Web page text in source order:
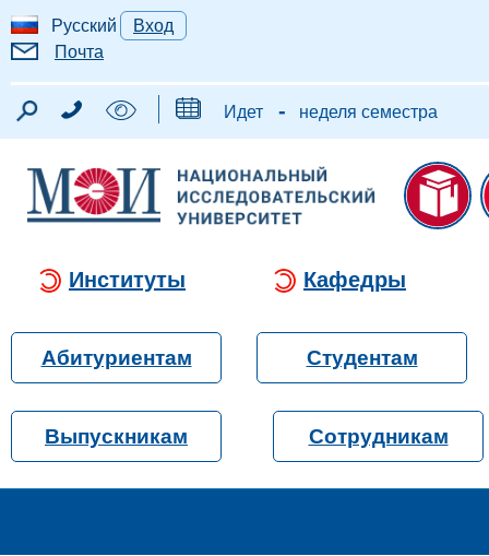
Русский
Вход
Почта
Идет - неделя семестра
Институты Кафедры
Абитуриентам Студентам
Выпускникам Сотрудникам